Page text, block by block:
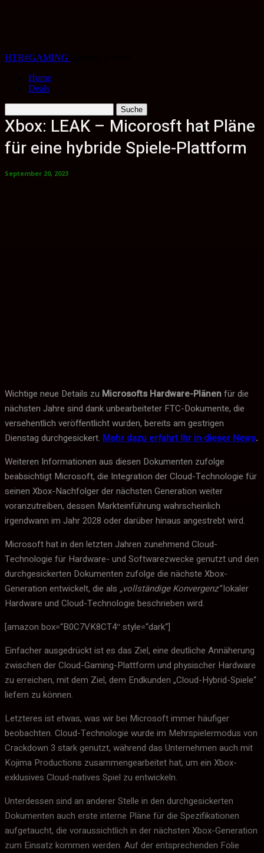
HTR#GAMING
Home
Deals
Xbox: LEAK – Micorosft hat Pläne
für eine hybride Spiele-Plattform
September 20, 2023
Wichtige neue Details zu Microsofts Hardware-Plänenfür die
nächsten Jahre sind dank unbearbeiteter FTC-Dokumente, die
versehentlich veröffentlicht wurden, bereits am gestrigen
Dienstag durchgesickert. Mehr dazu erfahrt Ihr in dieser News.
Weiteren Informationen aus diesen Dokumenten zufolge
beabsichtigt Microsoft, die Integration der Cloud-Technologie für
seinen Xbox-Nachfolger der nächsten Generation weiter
voranzutreiben, dessen Markteinführung wahrscheinlich
irgendwann im Jahr 2028 oder darüber hinaus angestrebt wird.
Microsoft hat in den letzten Jahren zunehmend Cloud-
Technologie für Hardware- und Softwarezwecke genutzt und den
durchgesickerten Dokumenten zufolge die nächste Xbox-
Generation entwickelt, die als „vollständige Konvergenz“lokaler
Hardware und Cloud-Technologie beschrieben wird.
[amazon box=“B0C7VK8CT4″ style=“dark“]
Einfacher ausgedrückt ist es das Ziel, eine deutliche Annäherung
zwischen der Cloud-Gaming-Plattform und physischer Hardware
zu erreichen, mit dem Ziel, dem Endkunden „Cloud-Hybrid-Spiele“
liefern zu können.
Letzteres ist etwas, was wir bei Microsoft immer häufiger
beobachten. Cloud-Technologie wurde im Mehrspielermodus von
Crackdown 3 stark genutzt, während das Unternehmen auch mit
Kojima Productions zusammengearbeitet hat, um ein Xbox-
exklusives Cloud-natives Spiel zu entwickeln.
Unterdessen sind an anderer Stelle in den durchgesickerten
Dokumenten auch erste interne Pläne für die Spezifikationen
aufgetaucht, die voraussichtlich in der nächsten Xbox-Generation
zum Einsatz kommen werden. Auf der entsprechenden Folie